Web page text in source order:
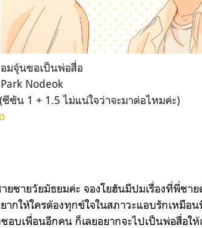
มจุ้นขอเป็นพ่อสื่อ
Nodeok
ซัน 1 + 1.5 ไม่แน่ใจว่าจะมาต่อไหมค่ะ)
ายชายวัยมัธยมค่ะ จองโยฮันมีปมเรื่องที่พี่ชา
ากให้ใครต้องทุกข์ใจในสภาวะแอบรักเหมื
อบเพื่อนอีกคน ก็เลยอยากจะไปเป็นพ่อสื่อใ